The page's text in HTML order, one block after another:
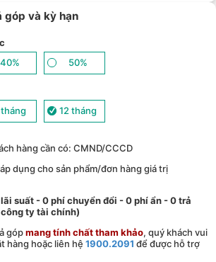
góp và kỳ hạn
40% 50%
12 tháng
hàng cần có: CMND/CCCD
dụng cho sản phẩm/đơn hàng giá trị
suất - 0 phí chuyển đổi - 0 phí ẩn - 0 trả
ty tài chính)
gópmang tính chất tham khảo, quý khách vui
hàng hoặc liên hệ 1900.2091 để được hỗ trợ